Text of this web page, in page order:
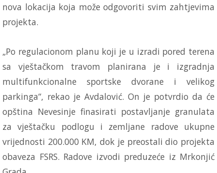
nova lokacija koja može odgovoriti svim zahtjevima
projekta.
„Po regulacionom planu koji je u izradi pored terena
sa vještačkom travom planirana je i izgradnja
multifunkcionalne sportske dvorane i velikog
parkinga“, rekao je Avdalović. On je potvrdio da će
opština Nevesinje finasirati postavljanje granulata
za vještačku podlogu i zemljane radove ukupne
vrijednosti 200.000 KM, dok je preostali dio projekta
obaveza FSRS. Radove izvodi preduzeće iz Mrkonjić